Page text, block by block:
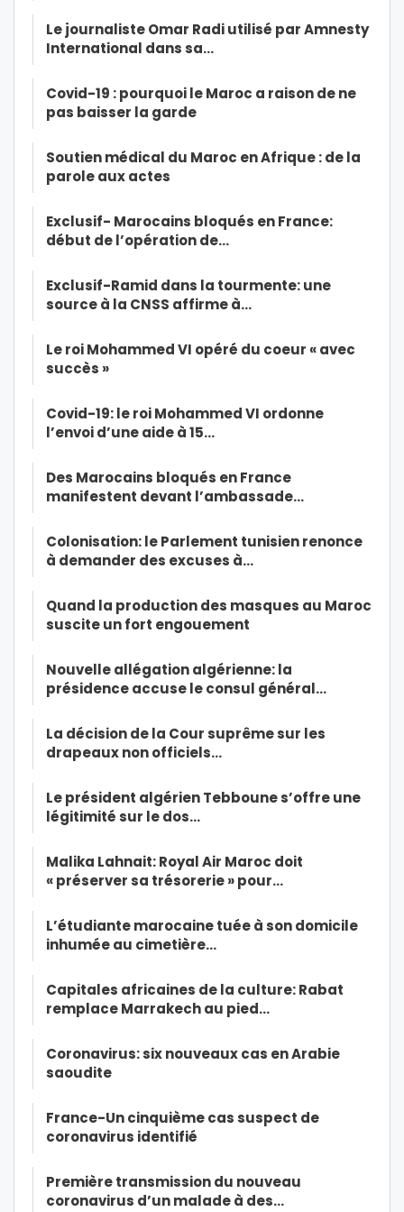
Le journaliste Omar Radi utilisé par Amnesty
International dans sa…
Covid-19 : pourquoi le Maroc a raison de ne
pas baisser la garde
Soutien médical du Maroc en Afrique : de la
parole aux actes
Exclusif- Marocains bloqués en France:
début de l’opération de…
Exclusif-Ramid dans la tourmente: une
source à la CNSS affirme à…
Le roi Mohammed VI opéré du coeur « avec
succès »
Covid-19: le roi Mohammed VI ordonne
l’envoi d’une aide à 15…
Des Marocains bloqués en France
manifestent devant l’ambassade…
Colonisation: le Parlement tunisien renonce
à demander des excuses à…
Quand la production des masques au Maroc
suscite un fort engouement
Nouvelle allégation algérienne: la
présidence accuse le consul général…
La décision de la Cour suprême sur les
drapeaux non officiels…
Le président algérien Tebboune s’offre une
légitimité sur le dos…
Malika Lahnait: Royal Air Maroc doit
« préserver sa trésorerie » pour…
L’étudiante marocaine tuée à son domicile
inhumée au cimetière…
Capitales africaines de la culture: Rabat
remplace Marrakech au pied…
Coronavirus: six nouveaux cas en Arabie
saoudite
France-Un cinquième cas suspect de
coronavirus identifié
Première transmission du nouveau
coronavirus d’un malade à des…